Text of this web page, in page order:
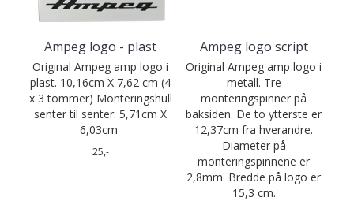
Ampeg logo - plast
Original Ampeg amp logo i
plast. 10,16cm X 7,62 cm (4
x 3 tommer) Monteringshull
senter til senter: 5,71cm X
6,03cm
25,-
Ampeg logo script
Original Ampeg amp logo i
metall. Tre
monteringspinner på
baksiden. De to ytterste er
12,37cm fra hverandre.
Diameter på
monteringspinnene er
2,8mm. Bredde på logo er
15,3 cm.